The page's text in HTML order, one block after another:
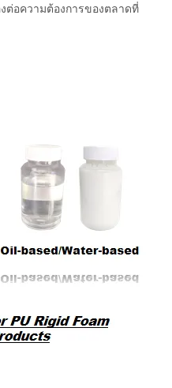
อความต้องการของตลาดที่